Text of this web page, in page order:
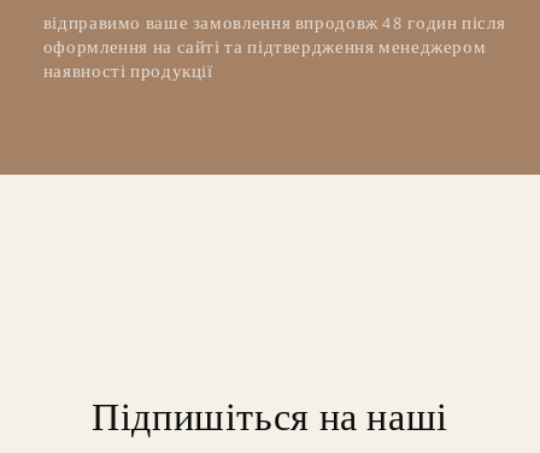
відправимо ваше замовлення впродовж 48 годин після
оформлення на сайті та підтвердження менеджером
наявності продукції
Підпишіться на наші